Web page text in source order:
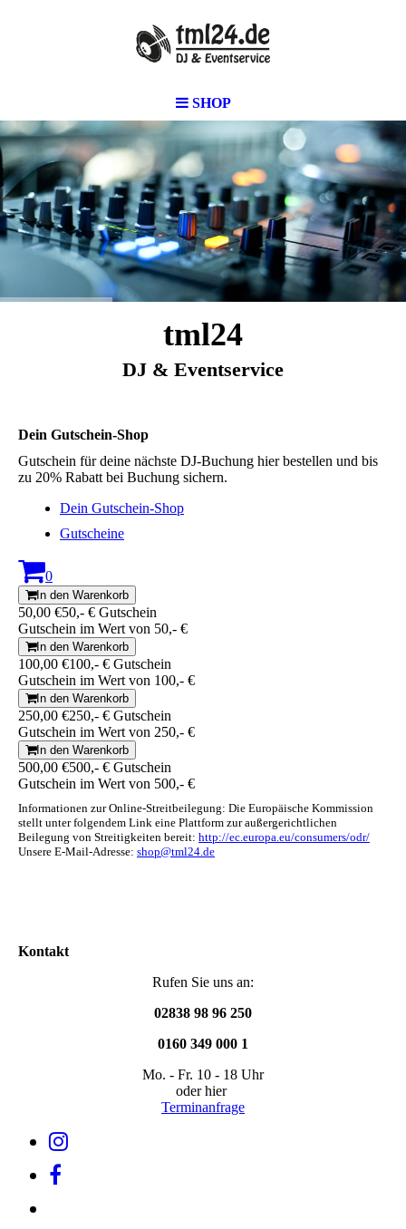
SHOP
tml24
DJ & Eventservice
Dein Gutschein-Shop
Gutschein für deine nächste DJ-Buchung hier bestellen und bis
zu 20% Rabatt bei Buchung sichern.
Dein Gutschein-Shop
Gutscheine
0
In den Warenkorb
50,00 €50,- € Gutschein
Gutschein im Wert von 50,- €
In den Warenkorb
100,00 €100,- € Gutschein
Gutschein im Wert von 100,- €
In den Warenkorb
250,00 €250,- € Gutschein
Gutschein im Wert von 250,- €
In den Warenkorb
500,00 €500,- € Gutschein
Gutschein im Wert von 500,- €
Informationen zur Online-Streitbeilegung: Die Europäische Kommission
stellt unter folgendem Link eine Plattform zur außergerichtlichen
Beilegung von Streitigkeiten bereit: http://ec.europa.eu/consumers/odr/
Unsere E-Mail-Adresse: shop@tml24.de
Kontakt
Rufen Sie uns an:
02838 98 96 250
0160 349 000 1
Mo. - Fr. 10 - 18 Uhr
oder hier
Terminanfrage